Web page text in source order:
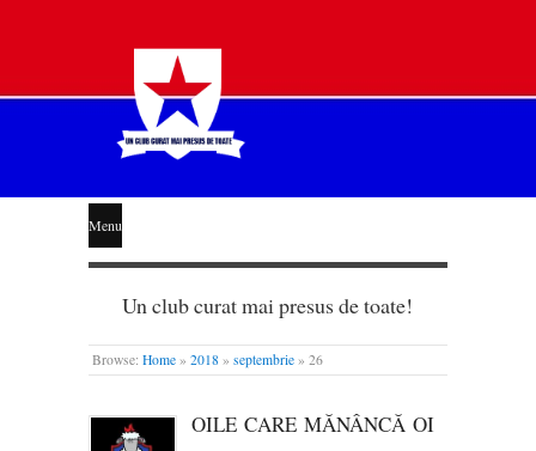
STEAUA
LIBERĂ
Menu
Un club curat mai presus de toate!
Browse: Home » 2018 » septembrie » 26
OILE CARE MĂNÂNCĂ OI